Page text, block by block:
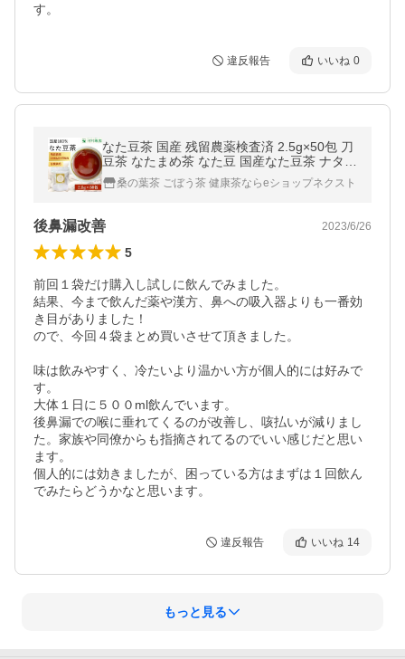
す。
違反報告 いいね 0
なた豆茶 国産 残留農薬検査済 2.5g×50包 刀
豆茶 なたまめ茶 なた豆 国産なた豆茶 ナタマ
メ茶 なたまめちゃ 河村農園
桑の葉茶 ごぼう茶 健康茶ならeショップネクスト
後鼻漏改善 2023/6/26
5
前回１袋だけ購入し試しに飲んでみました。
結果、今まで飲んだ薬や漢方、鼻への吸入器よりも一番効
き目がありました！
ので、今回４袋まとめ買いさせて頂きました。
味は飲みやすく、冷たいより温かい方が個人的には好みで
す。
大体１日に５００ml飲んでいます。
後鼻漏での喉に垂れてくるのが改善し、咳払いが減りまし
た。家族や同僚からも指摘されてるのでいい感じだと思い
ます。
個人的には効きましたが、困っている方はまずは１回飲ん
でみたらどうかなと思います。
違反報告 いいね 14
もっと見る